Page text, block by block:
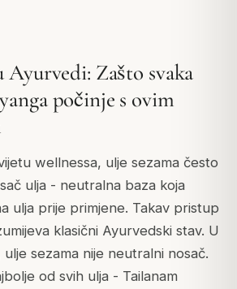
Ayurvedi: Zašto svaka
počinje s ovim
wellnessa, ulje sezama često
ulja - neutralna baza koja
ulja prije primjene. Takav pristup
klasični Ayurvedski stav. U
sezama nije neutralni nosač.
od svih ulja - Tailanam